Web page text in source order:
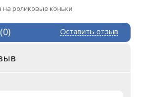
на роликовые коньки
Оставить отзыв